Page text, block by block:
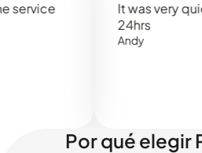
It was very
24hrs
Andy
Por qué elegir